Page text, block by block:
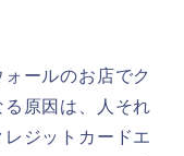
ールのお店でク
原因は、人それ
ジットカードエ